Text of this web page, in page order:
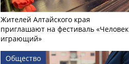
Жителей Алтайского края
приглашают на фестиваль «Человек
играющий»
Общество